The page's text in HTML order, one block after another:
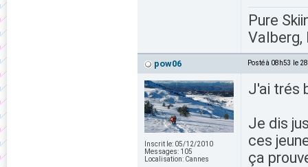
Pure
Valberg,
pow06 Posté à 08h53 le
Inscrit le: 05/12/2010
Messages: 105
Localisation: Cannes
J'ai trés
Je dis
ces
ça